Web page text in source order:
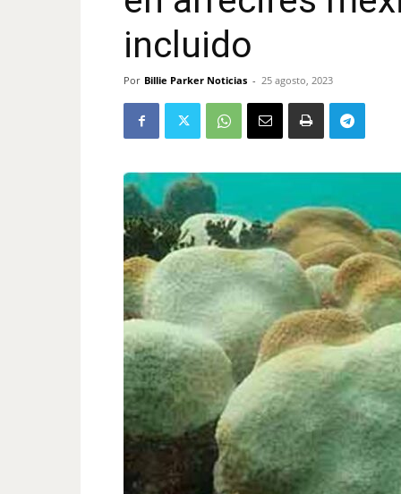
incluido
Por Billie Parker Noticias - 25 agosto, 2023